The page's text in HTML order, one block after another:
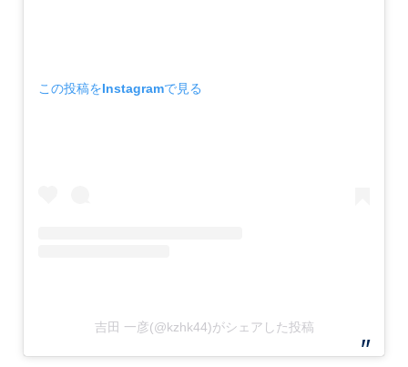
この投稿をInstagramで見る
吉田 一彦(@kzhk44)がシェアした投稿